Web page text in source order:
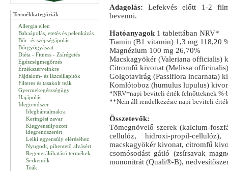
Termékkategóriák
Allergia ellen
Babaápolás, etetés és pelenkázás
Bőr- és szépségápolás
Bőrgyógyászat
Diéta - Fitness - Zsírégetés
Egészségmegőrzés
Érzékszerveinkre
Fájdalom- és lázcsillapítók
Filteres és tasakolt teák
Gyermekegészségügy
Hajápolás
Idegrendszer
Idegbántalmakra
Keringési zavar
Kiegyensúlyozott
idegrendszerért
Lelki egyensúly eléréséhez
Nyugodt, pihentető alvásért
Regenerálóhatású termékek
Serkentők
Teák
Adagolás: Lefekvés előtt 1-2
bevenni.
Hatóanyagok 1 tablettában NRV*
Tiamin (B1 vitamin) 1,3 mg 118,20
Magnézium 100 mg 26,70%
Macskagyökér (Valeriana officialis)
Citromfű kivonat (Melissa
Golgotavirág (Passiflora incarnata)
Komlótoboz (humulus lupulus)
*NRV=napi beviteli érték felnőtteknek %-
**Nem áll rendelkezésre napi beviteli
Összetevők:
Tömegnövelő szerek (kalcium-
cellulóz, hidroxi-propil-
macskagyökér kivonat, citromfű
csomósodást gátló (zsírsavak
mononitrát (Quali®-B),